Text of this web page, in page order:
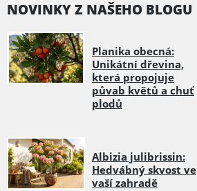
NOVINKY Z NAŠEHO BLOGU
Planika obecná:
Unikátní dřevina,
která propojuje
půvab květů a chuť
plodů
Albizia julibrissin:
Hedvábný skvost ve
vaší zahradě